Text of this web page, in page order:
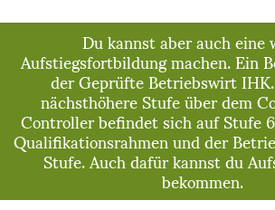
Du kannst aber auch
Aufstiegsfortbildung machen. Ein
der Geprüfte Betriebswirt
nächsthöhere Stufe über dem
Controller befindet sich auf Stufe
Qualifikationsrahmen und der
Stufe. Auch dafür kannst du
bekommen.